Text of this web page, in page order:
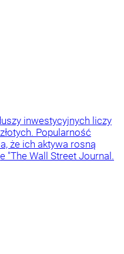
inwestycyjnych liczy
Popularność
że ich aktywa rosną
Wall Street Journal.